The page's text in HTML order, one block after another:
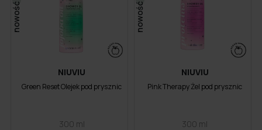
nowość
NIUVIU
Green Reset Olejek pod prysznic
300 ml
nowość
NIUVIU
Pink Therapy Żel pod prysznic
300 ml